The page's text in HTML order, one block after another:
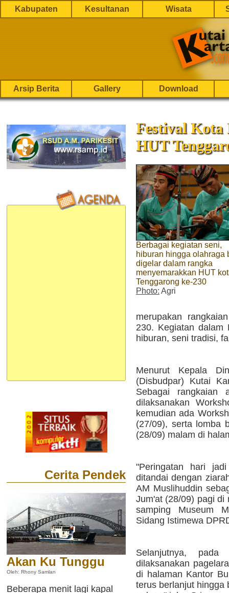
Kabupaten Kesultanan Wisata
Arsip Berita Gallery Download
Cerita Pendek
Akan Ku Tunggu
Oleh: Rhony Samlan
Beberapa menit lagi kapal
Festival
HUT
Berbagai kegiatan seni,
hiburan hingga olahraga
digelar dalam rangka
menyemarakkan HUT
Tenggarong ke-230
Photo: Agri
merupakan
230. Kegiatan dalam
hiburan, seni tradisi,
Menurut Kepala
(Disbudpar) Kutai
Sebagai rangkaian
dilaksanakan
kemudian ada
(27/09), serta lomba
(28/09) malam di
"Peringatan hari
ditandai dengan
AM Muslihuddin
Jum'at (28/09) pagi di
samping Museum
Sidang Istimewa
Selanjutnya,
dilaksanakan
di halaman Kantor
terus berlanjut hingga